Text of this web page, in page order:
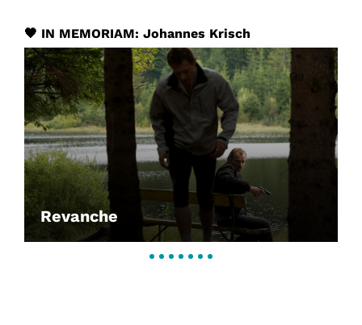
🖤 IN MEMORIAM: Johannes Krisch
Revanche